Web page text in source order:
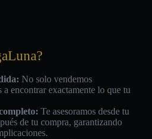
No solo vendemos
encontrar exactamente lo que tu
Te asesoramos desde tu
de tu compra, garantizando